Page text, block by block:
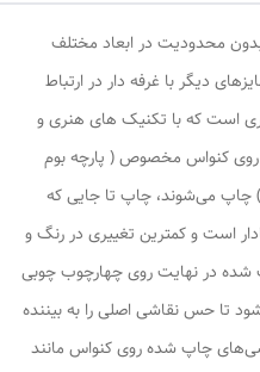
محدودیت در ابعاد مختلف
دیگر با غرفه دار در ارتباط
است که با تکنیک های هنری و
روی کنواس مخصوص ( پارچه بوم
) چاپ می‌شوند، چاپ تا جایی که
است و کمترین تغییری در رنگ و
در نهایت روی چهارچوب چوبی
تا حس نقاشی اصلی را به بیننده
چاپ شده روی کنواس مانند